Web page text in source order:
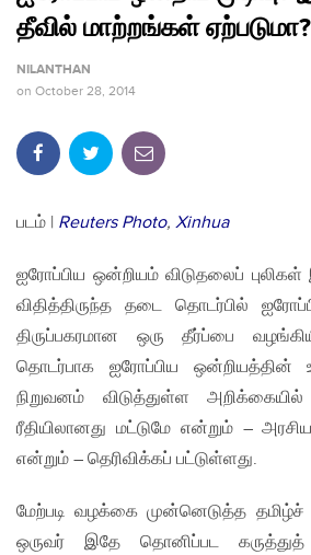
தீவில் மாற்றங்கள் ஏற்படுமா?
NILANTHAN
on October 28, 2014
படம் | Reuters Photo, Xinhua
ஐரோப்பிய ஒன்றியம் விடுதலைப் புலிகள்
விதித்திருந்த தடை தொடர்பில்
திருப்பகரமான ஒரு தீர்ப்பை
தொடர்பாக ஐரோப்பிய
நிறுவனம் விடுத்துள்ள
ரீதியிலானது மட்டுமே என்றும் –
என்றும் – தெரிவிக்கப் பட்டுள்ளது.
மேற்படி வழக்கை முன்னெடுத்த தமிழ்ச்
ஒருவர் இதே தொனிப்பட கருத்துத்